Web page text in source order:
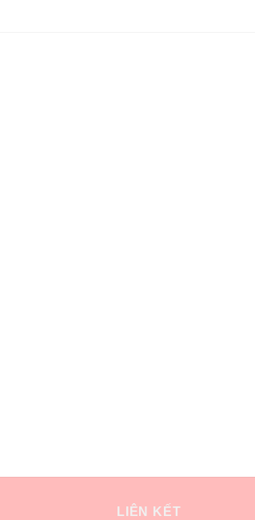
LIÊN KẾT